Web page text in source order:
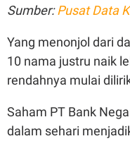
Sumber:Pusat Data
Yang menonjol dari
10 nama justru naik
rendahnya mulai
Saham PT Bank
dalam sehari